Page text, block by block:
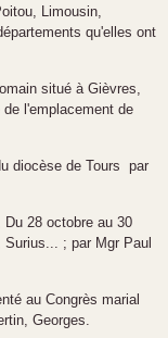
Limousin,
qu'elles ont
situé à Gièvres,
l'emplacement de
diocèse de Tours par
28 octobre au 30
; par Mgr Paul
au Congrès marial
Georges.